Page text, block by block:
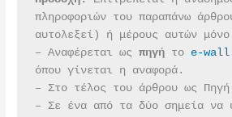
πληροφοριών του παραπάνω
αυτολεξεί) ή μέρους αυτών
– Αναφέρεται ως πηγή το e-
όπου γίνεται η αναφορά.
– Στο τέλος του άρθρου ως
– Σε ένα από τα δύο σημεία να